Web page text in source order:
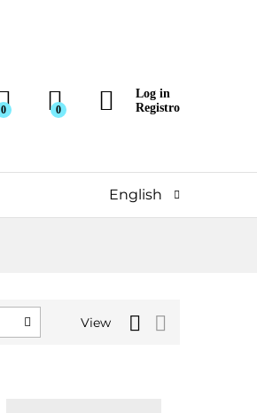
0 0
Log in
Registro
English
View